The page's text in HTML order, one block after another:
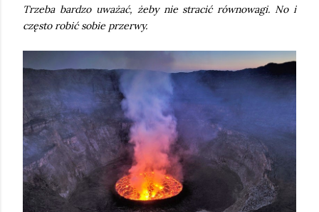
Trzeba bardzo uważać, żeby nie stracić równowagi. No i
często robić sobie przerwy.